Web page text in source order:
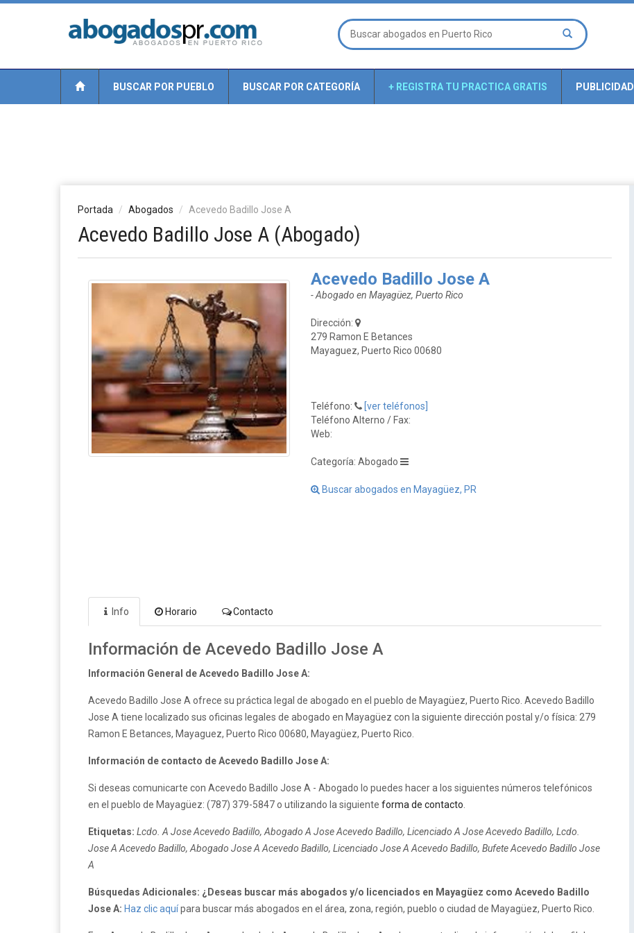
BUSCAR POR PUEBLO BUSCAR POR CATEGORÍA + REGISTRA TU PRACTICA GRATIS PUBLICIDAD
Portada Abogados Acevedo Badillo Jose A
Acevedo Badillo Jose A (Abogado)
Acevedo Badillo Jose A
- Abogado en Mayagüez, Puerto Rico
Dirección:
279 Ramon E Betances
Mayaguez, Puerto Rico 00680
Teléfono:
[ver teléfonos]
Teléfono Alterno / Fax:
Web:
Categoría: Abogado
Buscar abogados en Mayagüez, PR
Info Horario Contacto
Información de Acevedo Badillo Jose A
Información General de Acevedo Badillo Jose A:
Acevedo Badillo Jose A ofrece su práctica legal de abogado en el pueblo de Mayagüez, Puerto Rico. Acevedo Badillo
Jose A tiene localizado sus oficinas legales de abogado en Mayagüez con la siguiente dirección postal y/o física: 279
Ramon E Betances, Mayaguez, Puerto Rico 00680, Mayagüez, Puerto Rico.
Información de contacto de Acevedo Badillo Jose A:
Si deseas comunicarte con Acevedo Badillo Jose A - Abogado lo puedes hacer a los siguientes números telefónicos
en el pueblo de Mayagüez: (787) 379-5847 o utilizando la siguiente forma de contacto
Etiquetas: Lcdo. A Jose Acevedo Badillo, Abogado A Jose Acevedo Badillo, Licenciado A Jose Acevedo Badillo, Lcdo.
Jose A Acevedo Badillo, Abogado Jose A Acevedo Badillo, Licenciado Jose A Acevedo Badillo, Bufete Acevedo Badillo Jose
A
Búsquedas Adicionales: ¿Deseas buscar más abogados y/o licenciados en Mayagüez como Acevedo Badillo
Jose A: Haz clic aquípara buscar más abogados en el área, zona, región, pueblo o ciudad de Mayagüez, Puerto Rico.